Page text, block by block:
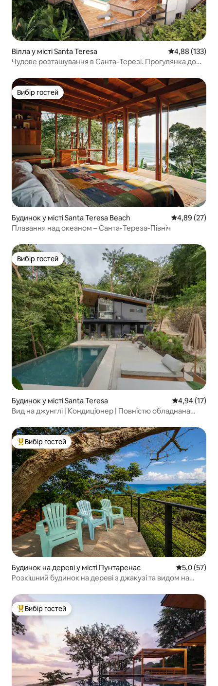
Вілла у місті Santa Teresa Середня
4,88 (133)
Чудове розташування в Санта-Терезі. Прогулянка до
Вибір гостей
Вибір гостей
Будинок у місті Santa Teresa Beach Середня
4,89 (27)
Плавання над океаном – Санта-Тереза-Північ
Вибір гостей
Вибір гостей
Будинок у місті Santa Teresa Середня
4,94 (17)
Вид на джунглі | Кондиціонер | Повністю обладнана
Топ вибір гостей
Вибір гостей
Будинок на дереві у місті Пунтаренас Середня
5,0 (57)
Розкішний будинок на дереві з джакузі та видом на
Топ вибір гостей
Вибір гостей